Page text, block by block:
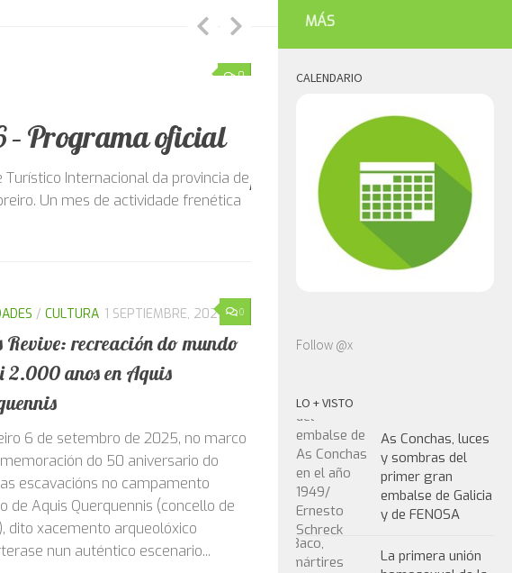
0
a
(Ourense), acolleu o pasado 27 de
Vila de Rei, el pueblo
alemanes de Felipe
Resulta paradójico que en el año
Tramiras) fuera, precisamente, el que
/CULTURA 1 SEPTIEMBRE, 2025
recreación do mundo
2.000 anos en Aquis
6 de setembro de 2025, no marco
do 50 aniversario do
escavacións no campamento
de Aquis Querquennis (concello de
dito xacemento arqueolóxico
MÁS
CALENDARIO
Follow @x
LO + VISTO
As Conchas, luces
y sombras del
primer gran
embalse de Galicia
y de FENOSA
La primera unión